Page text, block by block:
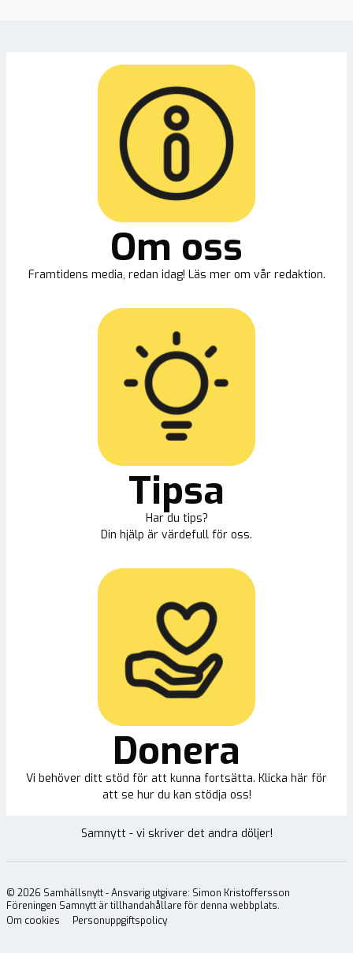
Om oss
Framtidens media, redan idag! Läs mer om vår redaktion.
Tipsa
Har du tips?
Din hjälp är värdefull för oss.
Donera
Vi behöver ditt stöd för att kunna fortsätta. Klicka här för
att se hur du kan stödja oss!
Samnytt - vi skriver det andra döljer!
© 2026 Samhällsnytt - Ansvarig utgivare: Simon Kristoffersson
Föreningen Samnytt är tillhandahållare för denna webbplats.
Om cookies
Personuppgiftspolicy